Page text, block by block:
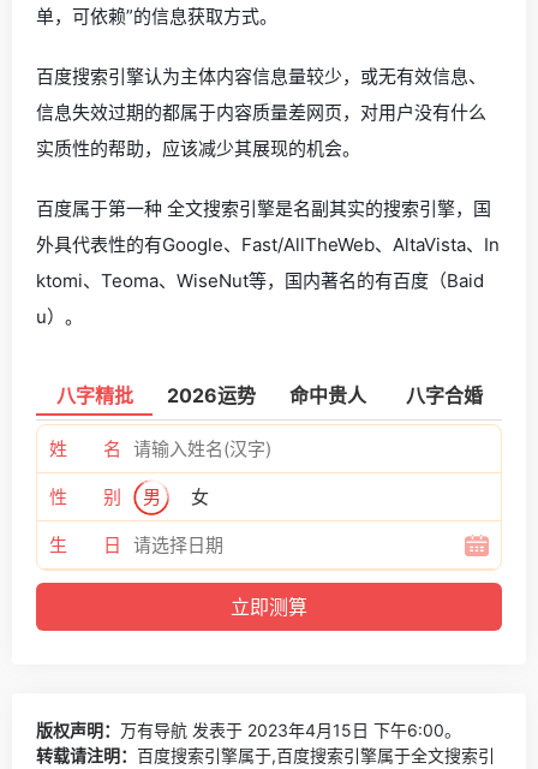
单，可依赖”的信息获取方式。
百度搜索引擎认为主体内容信息量较少，或无有效信息、
信息失效过期的都属于内容质量差网页，对用户没有什么
实质性的帮助，应该减少其展现的机会。
百度属于第一种 全文搜索引擎是名副其实的搜索引擎，国
外具代表性的有Google、Fast/AllTheWeb、AltaVista、In
ktomi、Teoma、WiseNut等，国内著名的有百度（Baid
u）。
八字精批 2026运势 命中贵人 八字合婚
姓 名
性 别 男 女
生 日
版权声明： 万有导航 发表于 2023年4月15日 下午6:00。
转载请注明： 百度搜索引擎属于,百度搜索引擎属于全文搜索引